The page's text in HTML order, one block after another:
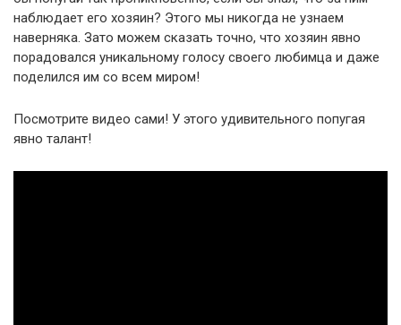
наблюдает его хозяин? Этого мы никогда не узнаем
наверняка. Зато можем сказать точно, что хозяин явно
порадовался уникальному голосу своего любимца и даже
поделился им со всем миром!
Посмотрите видео сами! У этого удивительного попугая
явно талант!